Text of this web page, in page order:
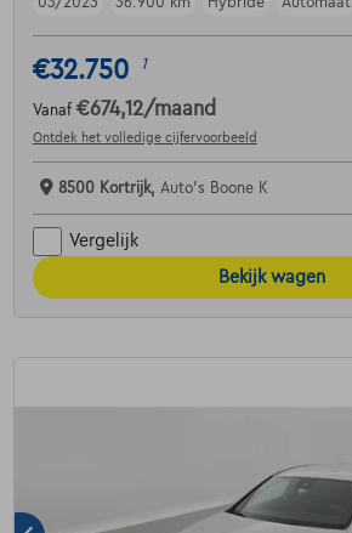
€32.750 1
Vanaf €674,12/maand
Ontdek het volledige cijfervoorbeeld
8500 Kortrijk, Auto's Boone K
Vergelijk
Bekijk wagen